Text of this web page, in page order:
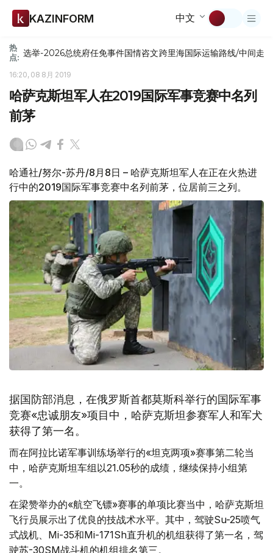
KAZINFORM 中文
热
点: 选举-2026总统府任免事件国情咨文跨里海国际运输路线/中间走廊
16:20, 08 8月 2019
哈萨克斯坦军人在2019国际军事竞赛中名列
前茅
哈通社/努尔-苏丹/8月8日 – 哈萨克斯坦军人在正在火热进
行中的2019国际军事竞赛中名列前茅，位居前三之列。
据国防部消息，在俄罗斯首都莫斯科举行的国际军事
竞赛«忠诚朋友»项目中，哈萨克斯坦参赛军人和军犬
获得了第一名。
而在阿拉比诺军事训练场举行的«坦克两项»赛事第二轮当
中，哈萨克斯坦车组以21.05秒的成绩，继续保持小组第
一。
在梁赞举办的«航空飞镖»赛事的单项比赛当中，哈萨克斯坦
飞行员展示出了优良的技战术水平。其中，驾驶Su-25喷气
式战机、Mi-35和Mi-171Sh直升机的机组获得了第一名，驾
驶苏-30SM战斗机的机组排名第三。